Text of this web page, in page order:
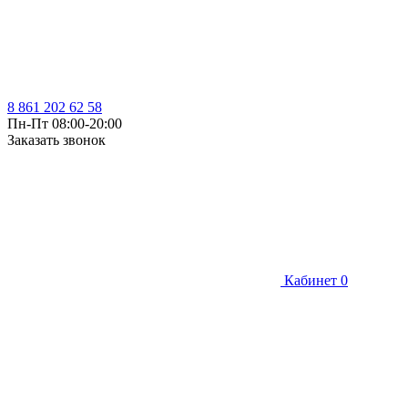
8 861 202 62 58
Пн-Пт 08:00-20:00
Заказать звонок
Кабинет 0